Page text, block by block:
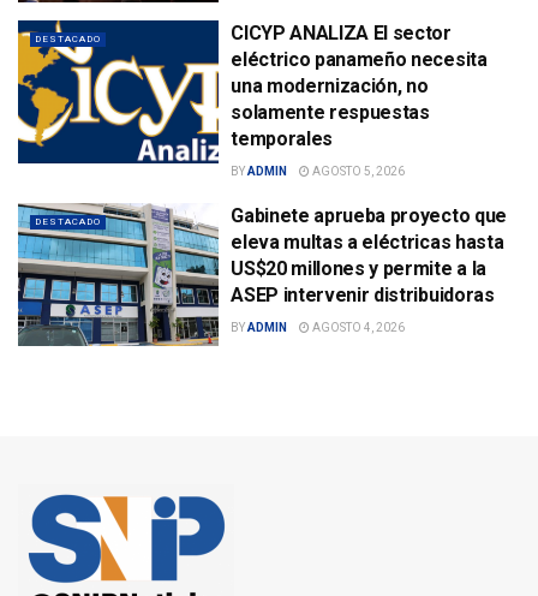
DESTACADO
CICYP ANALIZA El sector
eléctrico panameño necesita
una modernización, no
solamente respuestas
temporales
BYADMIN AGOSTO 5, 2026
DESTACADO
Gabinete aprueba proyecto que
eleva multas a eléctricas hasta
US$20 millones y permite a la
ASEP intervenir distribuidoras
BYADMIN AGOSTO 4, 2026